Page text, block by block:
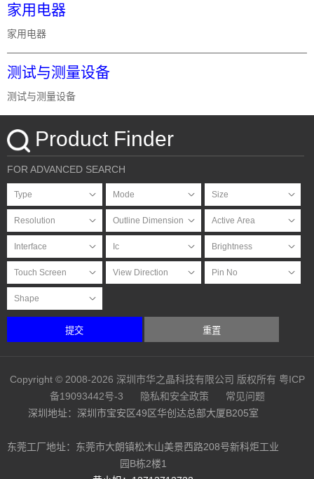
家用电器
家用电器
测试与测量设备
测试与测量设备
Product Finder
FOR ADVANCED SEARCH
提交 重置
Copyright © 2008-2026 深圳市华之晶科技有限公司 版权所有 粤ICP
备19093442号-3
隐私和安全政策
常见问题
深圳地址：深圳市宝安区49区华创达总部大厦B205室
东莞工厂地址：东莞市大朗镇松木山美景西路208号新科炬工业
园B栋2楼1